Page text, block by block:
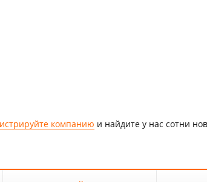
компанию и найдите у нас сотни